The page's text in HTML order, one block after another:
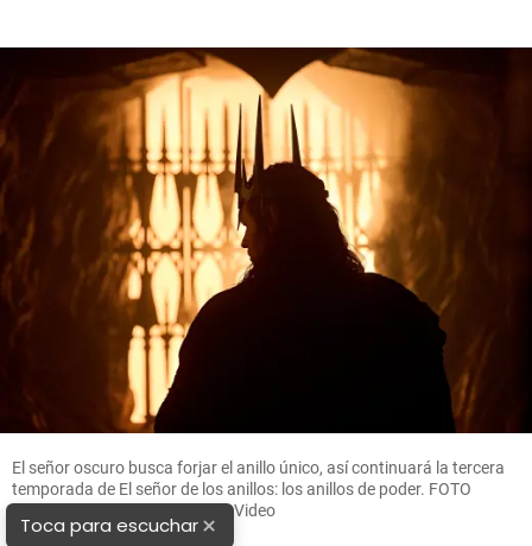
El señor oscuro busca forjar el anillo único, así continuará la tercera
temporada de El señor de los anillos: los anillos de poder. FOTO
Cortesía Ben Rothstein /PrimeVideo
Toca para escuchar×